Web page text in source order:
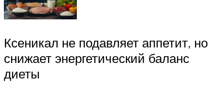
Ксеникал не подавляет аппетит, но
снижает энергетический баланс
диеты